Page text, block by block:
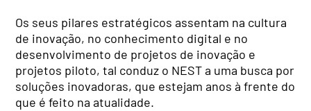
Os seus pilares estratégicos assentam na cultura
de inovação, no conhecimento digital e no
desenvolvimento de projetos de inovação e
projetos piloto, tal conduz o NEST a uma busca por
soluções inovadoras, que estejam anos à frente do
que é feito na atualidade.